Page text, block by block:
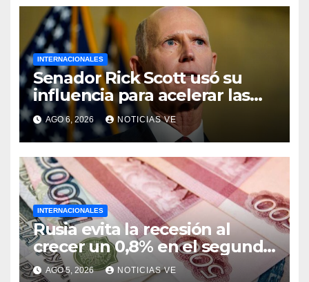
INTERNACIONALES
Senador Rick Scott usó su
influencia para acelerar las
elecciones en Venezuela
AGO 6, 2026 NOTICIAS VE
INTERNACIONALES
Rusia evita la recesión al
crecer un 0,8% en el segundo
trimestre
AGO 5, 2026 NOTICIAS VE